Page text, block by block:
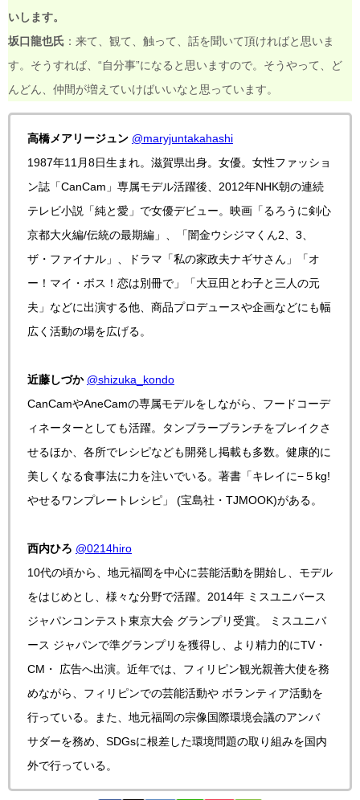
いします。
坂口龍也氏 ：来て、観て、触って、話を聞いて頂ければと思いま
す。そうすれば、“自分事”になると思いますので。そうやって、ど
んどん、仲間が増えていけばいいなと思っています。
高橋メアリージュン @maryjuntakahashi
1987年11月8日生まれ。滋賀県出身。女優。女性ファッショ
ン誌「CanCam」専属モデル活躍後、2012年NHK朝の連続
テレビ小説「純と愛」で女優デビュー。映画「るろうに剣心
京都大火編/伝統の最期編」、「闇金ウシジマくん2、3、
ザ・ファイナル」、ドラマ「私の家政夫ナギサさん」「オ
ー！マイ・ボス！恋は別冊で」「大豆田とわ子と三人の元
夫」などに出演する他、商品プロデュースや企画などにも幅
広く活動の場を広げる。
近藤しづか @shizuka_kondo
CanCamやAneCamの専属モデルをしながら、フードコーデ
ィネーターとしても活躍。タンブラーブランチをブレイクさ
せるほか、各所でレシピなども開発し掲載も多数。健康的に
美しくなる食事法に力を注いでいる。著書「キレイに−５kg!
やせるワンプレートレシピ」 (宝島社・TJMOOK)がある。
西内ひろ @0214hiro
10代の頃から、地元福岡を中心に芸能活動を開始し、モデル
をはじめとし、様々な分野で活躍。2014年 ミスユニバース
ジャパンコンテスト東京大会 グランプリ受賞。 ミスユニバ
ース ジャパンで準グランプリを獲得し、より精力的にTV・
CM・ 広告へ出演。近年では、フィリピン観光親善大使を務
めながら、フィリピンでの芸能活動や ボランティア活動を
行っている。また、地元福岡の宗像国際環境会議のアンバ
サダーを務め、SDGsに根差した環境問題の取り組みを国内
外で行っている。